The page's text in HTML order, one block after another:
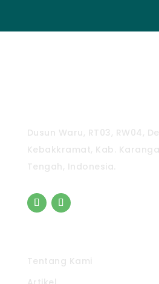
Dusun Waru, RT03, RW04,
Kebakkramat, Kab.
Tengah, Indonesia.
Tentang Kami